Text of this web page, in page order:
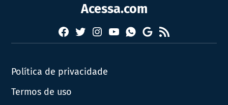
Acessa.com
Facebook
TwitterInstagram
YouTubeWhatsapp
Google
News
RSS
Política de privacidade
Termos de uso